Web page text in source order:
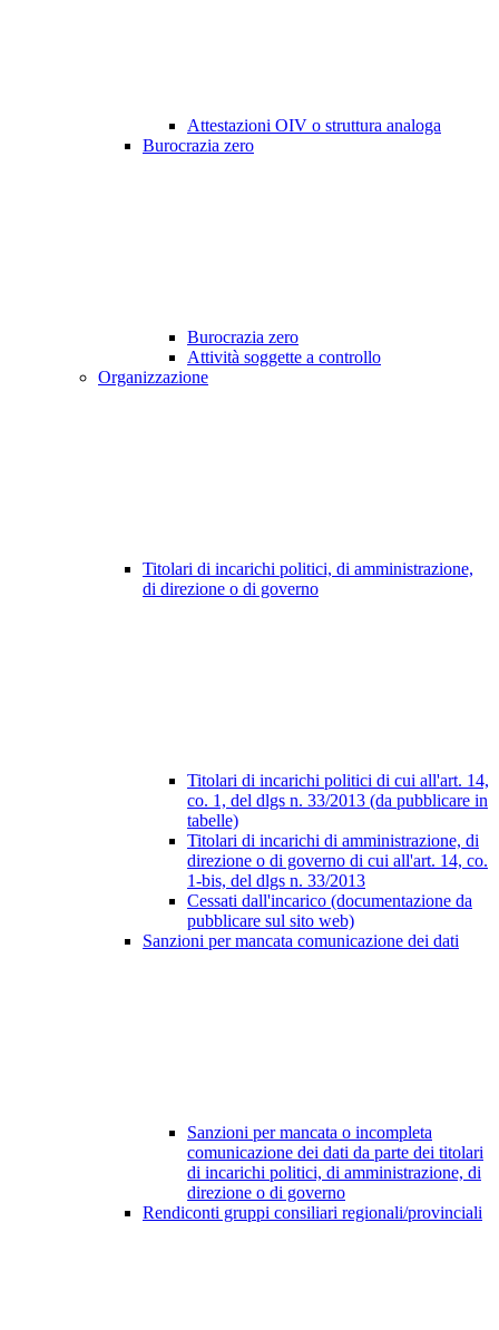
Attestazioni OIV o struttura analoga
Burocrazia zero
Burocrazia zero
Attività soggette a controllo
Organizzazione
Titolari di incarichi politici, di amministrazione,
di direzione o di governo
Titolari di incarichi politici di cui all'art. 14,
co. 1, del dlgs n. 33/2013 (da pubblicare in
tabelle)
Titolari di incarichi di amministrazione, di
direzione o di governo di cui all'art. 14, co.
1-bis, del dlgs n. 33/2013
Cessati dall'incarico (documentazione da
pubblicare sul sito web)
Sanzioni per mancata comunicazione dei dati
Sanzioni per mancata o incompleta
comunicazione dei dati da parte dei titolari
di incarichi politici, di amministrazione, di
direzione o di governo
Rendiconti gruppi consiliari regionali/provinciali